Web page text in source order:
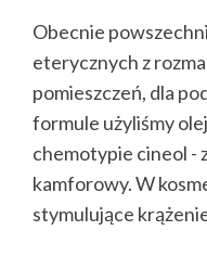
Obecnie
eterycznych z
pomieszczeń, dla
formule użyliśmy
chemotypie cineol -
kamforowy. W
stymulujące